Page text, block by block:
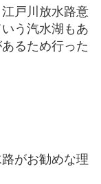
戸川放水路意
いう汽水湖もあ
るため行った
がお勧めな理